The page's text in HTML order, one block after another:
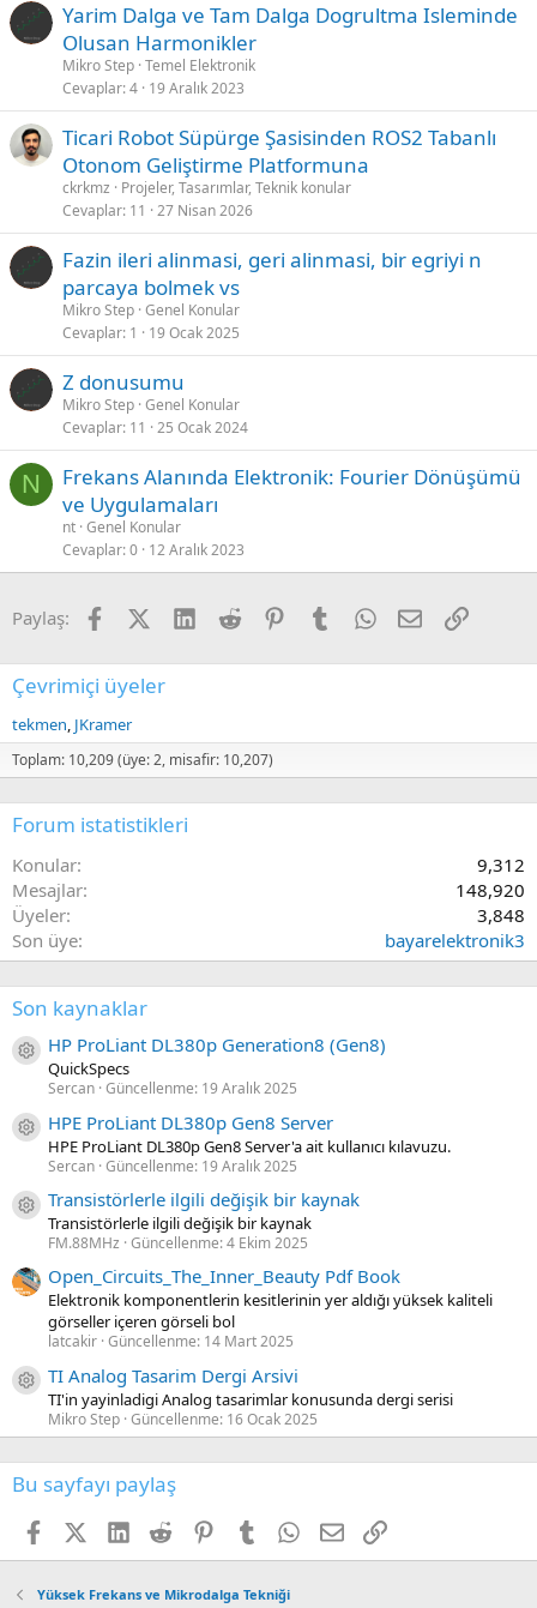
Yarim Dalga ve Tam Dalga Dogrultma Isleminde
Olusan Harmonikler
Mikro Step Temel Elektronik
Cevaplar 4 19 Aralık 2023
Ticari Robot Süpürge Şasisinden ROS2 Tabanlı
Otonom Geliştirme Platformuna
ckrkmz
Projeler, Tasarımlar, Teknik konular
Cevaplar 11 27 Nisan 2026
Fazin ileri alinmasi, geri alinmasi, bir egriyi n
parcaya bolmek vs
Mikro Step Genel Konular
Cevaplar 1 19 Ocak 2025
Z donusumu
Mikro Step Genel Konular
Cevaplar 11 25 Ocak 2024
N
Frekans Alanında Elektronik: Fourier Dönüşümü
ve Uygulamaları
nt Genel Konular
Cevaplar 0 12 Aralık 2023
Paylaş: FacebookX (Twitter)
LinkedIn
Reddit PinterestTumblrWhatsApp
E-postaLink
Çevrimiçi üyeler
tekmen JKramer
Toplam: 10,209 (üye: 2, misafir: 10,207)
Forum istatistikleri
Konular
9,312
Mesajlar
148,920
Üyeler
3,848
Son üye
bayarelektronik3
Son kaynaklar
Kaynak ikon/amblem
HP ProLiant DL380p Generation8 (Gen8)
QuickSpecs
Sercan Güncellenme: 19 Aralık 2025
Kaynak ikon/amblem
HPE ProLiant DL380p Gen8 Server
HPE ProLiant DL380p Gen8 Server'a ait kullanıcı kılavuzu.
Sercan Güncellenme: 19 Aralık 2025
Kaynak ikon/amblem
Transistörlerle ilgili değişik bir kaynak
Transistörlerle ilgili değişik bir kaynak
FM.88MHz Güncellenme:4 Ekim 2025
Open_Circuits_The_Inner_Beauty Pdf Book
Elektronik komponentlerin kesitlerinin yer aldığı yüksek kaliteli
görseller içeren görseli bol
latcakir Güncellenme: 14 Mart 2025
Kaynak ikon/amblem
TI Analog Tasarim Dergi Arsivi
TI'in yayinladigi Analog tasarimlar konusunda dergi serisi
Mikro Step Güncellenme: 16 Ocak 2025
Bu sayfayı paylaş
FacebookX (Twitter)
LinkedIn
Reddit PinterestTumblr WhatsApp
E-postaLink
Yüksek Frekans ve Mikrodalga Tekniği